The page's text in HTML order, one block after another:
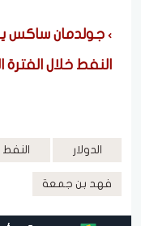
جولدمان ساكس
النفط خلال الفترة
الدولار النفط
فهد بن جمعة